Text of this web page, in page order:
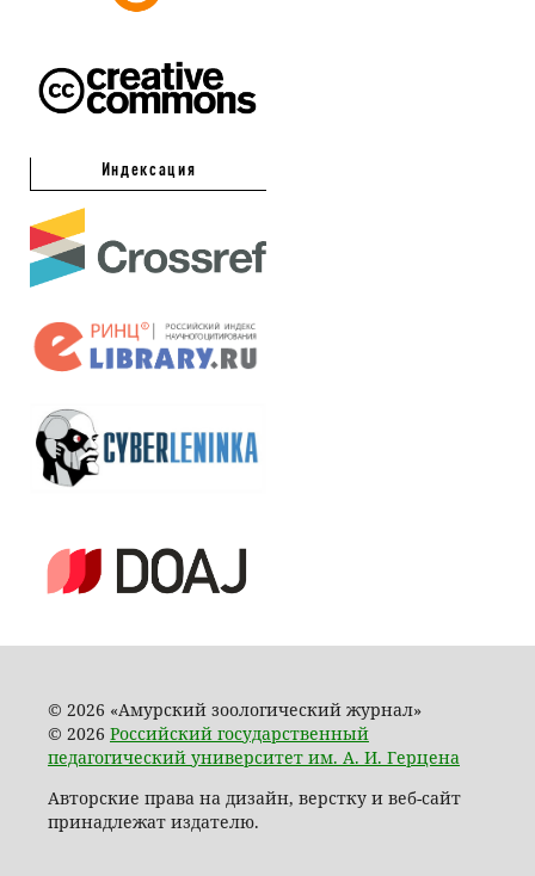
Индексация
© 2026 «Амурский зоологический журнал»
© 2026 Российский государственный
педагогический университет им. А. И. Герцена
Авторские права на дизайн, верстку и веб-сайт
принадлежат издателю.